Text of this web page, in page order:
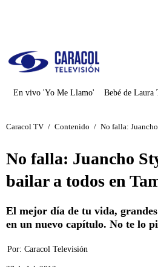
En vivo 'Yo Me Llamo' Bebé de Laura
Caracol TV / Contenido / No falla:
No falla: Juancho
bailar a todos en
El mejor día de tu vida,
en un nuevo capítulo. No te lo
Por: Caracol Televisión